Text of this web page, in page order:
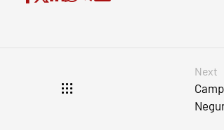
Next